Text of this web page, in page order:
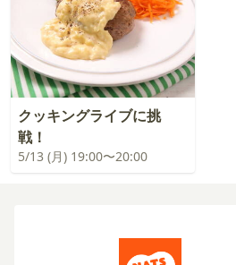
クッキングライブに挑
戦！
5/13 (月) 19:00〜20:00